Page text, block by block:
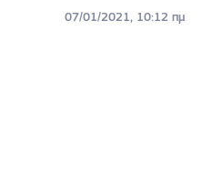
07/01/2021, 10:12 πμ